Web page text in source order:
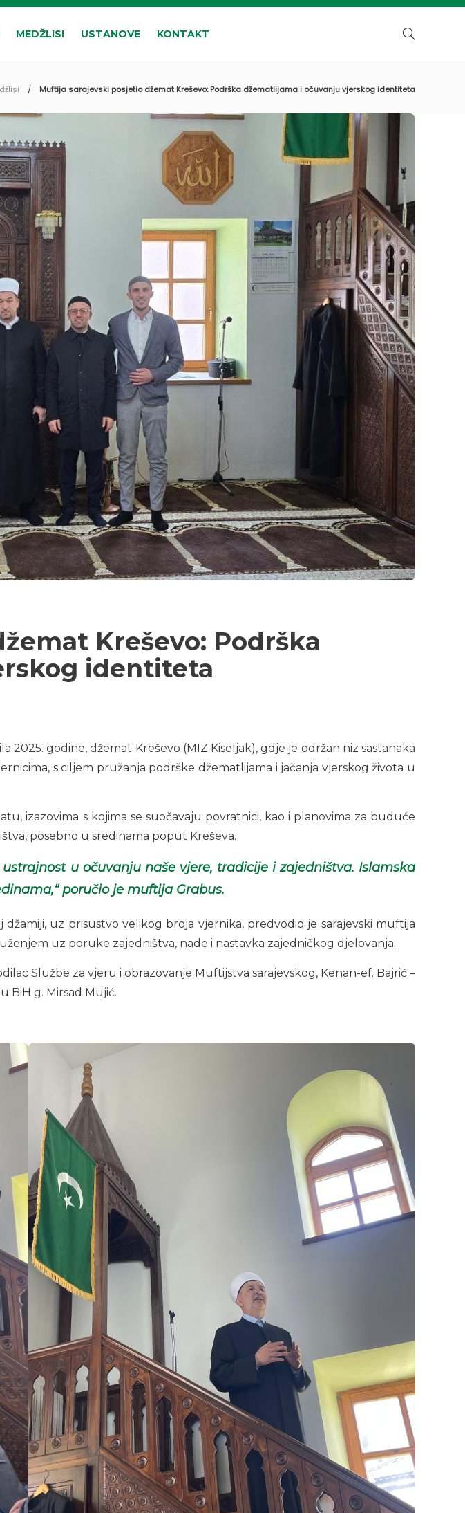
MEDŽLISI USTANOVE KONTAKT
Muftija sarajevski posjetio džemat Kreševo: Podrška džematlijama i očuvanju vjerskog identiteta
Kreševo: Podrška
identiteta
2025. godine, džemat Kreševo (MIZ Kiseljak), gdje je održan niz sastanaka
s ciljem pružanja podrške džematlijama i jačanja vjerskog života u
izazovima s kojima se suočavaju povratnici, kao i planovima za buduće
posebno u sredinama poput Kreševa.
u očuvanju naše vjere, tradicije i zajedništva. Islamska
poručio je muftija Grabus.
uz prisustvo velikog broja vjernika, predvodio je sarajevski muftija
uz poruke zajedništva, nade i nastavka zajedničkog djelovanja.
Službe za vjeru i obrazovanje Muftijstva sarajevskog, Kenan-ef. Bajrić –
BiH g. Mirsad Mujić.